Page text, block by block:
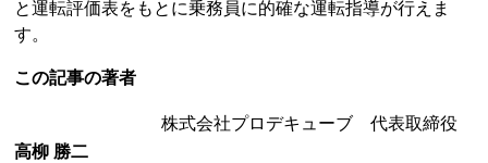
と運転評価表をもとに乗務員に的確な運転指導が行えま
す。
この記事の著者
株式会社プロデキューブ 代表取締役
高柳 勝二